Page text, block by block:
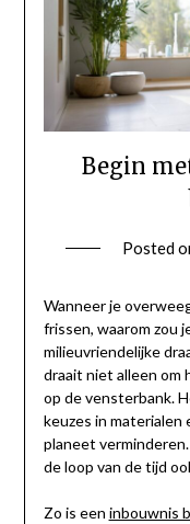
Begin
Posted
Wanneer je
frissen, waarom zou
milieuvriendelijke
draait niet alleen om
op de vensterbank.
keuzes in materialen
planeet
de loop van de tijd
Zo is een inbouwnis